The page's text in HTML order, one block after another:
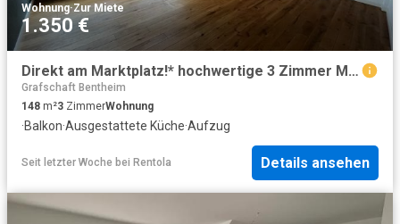
Wohnung·Zur Miete
1.350 €
Direkt am Marktplatz!* hochwertige 3 Zimmer Mietwohnung in bester Lage von Rheine – Volksbank Immobilien Münsterland GmbH
Grafschaft Bentheim
148 m²3 ZimmerWohnung
·Balkon·Ausgestattete Küche·Aufzug
Seit letzter Woche bei Rentola Details ansehen